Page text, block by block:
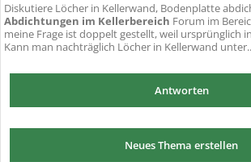
Diskutiere Löcher in Kellerwand, Bodenplatte
Abdichtungen im Kellerbereich Forum im
meine Frage ist doppelt gestellt, weil ursprünglich
Kann man nachträglich Löcher in Kellerwand
Antworten
Neues Thema erstellen